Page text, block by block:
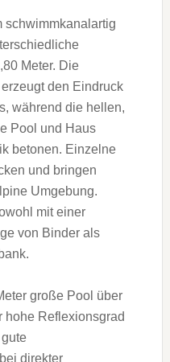
schwimmkanalartig
Meter. Die
den Eindruck
während die hellen,
Pool und Haus
betonen. Einzelne
und bringen
Umgebung.
mit einer
von Binder als
große Pool über
hohe Reflexionsgrad
direkter